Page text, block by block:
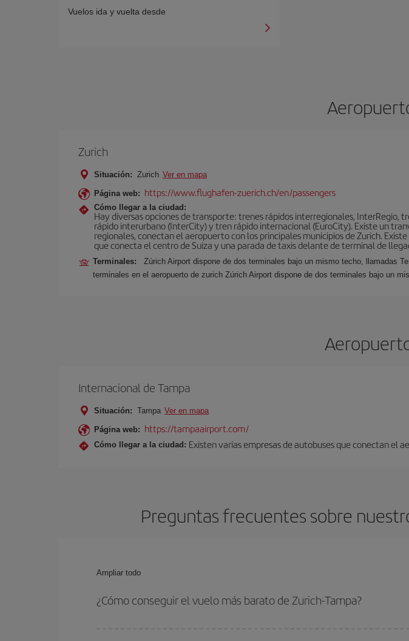
Vuelos ida y vuelta desde
Zurich
Situación: Zurich Ver en mapa
Página web: https://www.flughafen-zuerich.ch/en/passengers
Cómo llegar a la ciudad:
Hay diversas opciones de transporte: trenes rápidos interregionales, InterRegio,
rápido interurbano (InterCity) y tren rápido internacional (EuroCity). Existe un
regionales, conectan el aeropuerto con los principales municipios de Zurich.
que conecta el centro de Suiza y una parada de taxis delante de terminal de
Terminales:
Zúrich Airport dispone de dos terminales bajo un mismo techo, llamadas
terminales en el aeropuerto de zurich Zúrich Airport dispone de dos terminales bajo un
Internacional de Tampa
Situación: Tampa Ver en mapa
Página web: https://tampaairport.com/
Cómo llegar a la ciudad: Existen varias empresas de autobuses que conectan el
Preguntas frecuentes sobre
Ampliar todo
¿Cómo conseguir el vuelo más barato de Zurich-Tampa?